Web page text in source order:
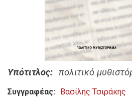
Υπότιτλος πολιτικό
Συγγραφέας
Βασίλης Τσιράκης